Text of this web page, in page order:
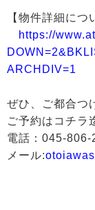
【物件詳細につ
https://
ARCHDIV=1
ぜひ、ご都合つ
ご予約はコチラ
電話：045-806-
メール: